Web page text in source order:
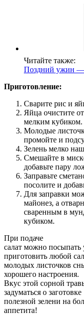
Читайте также:
Поздний ужин —
Приготовление:
Сварите рис и
Яйца очистите
мелким кубиком.
Молодые
промойте и
Зелень мелко
Смешайте в
добавьте пару
Заправьте
посолите и
Для заправки
майонез, а
сваренным в
кубиком.
При подаче
салат можно
приготовить любой
молодых листочков
хорошего настроения.
Вкус этой сорной
задуматься о заготовке
полезной зелени на
аппетита!